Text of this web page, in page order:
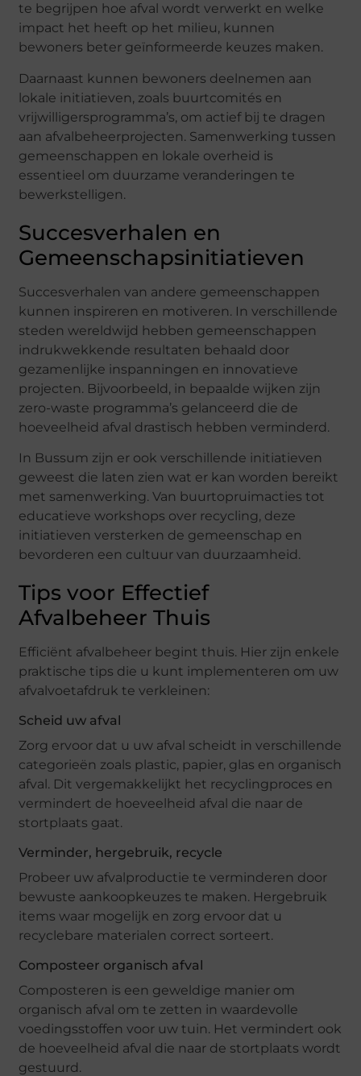
te begrijpen hoe afval wordt verwerkt en welke
impact het heeft op het milieu, kunnen
bewoners beter geïnformeerde keuzes maken.
Daarnaast kunnen bewoners deelnemen aan
lokale initiatieven, zoals buurtcomités en
vrijwilligersprogramma’s, om actief bij te dragen
aan afvalbeheerprojecten. Samenwerking tussen
gemeenschappen en lokale overheid is
essentieel om duurzame veranderingen te
bewerkstelligen.
Succesverhalen en
Gemeenschapsinitiatieven
Succesverhalen van andere gemeenschappen
kunnen inspireren en motiveren. In verschillende
steden wereldwijd hebben gemeenschappen
indrukwekkende resultaten behaald door
gezamenlijke inspanningen en innovatieve
projecten. Bijvoorbeeld, in bepaalde wijken zijn
zero-waste programma’s gelanceerd die de
hoeveelheid afval drastisch hebben verminderd.
In Bussum zijn er ook verschillende initiatieven
geweest die laten zien wat er kan worden bereikt
met samenwerking. Van buurtopruimacties tot
educatieve workshops over recycling, deze
initiatieven versterken de gemeenschap en
bevorderen een cultuur van duurzaamheid.
Tips voor Effectief
Afvalbeheer Thuis
Efficiënt afvalbeheer begint thuis. Hier zijn enkele
praktische tips die u kunt implementeren om uw
afvalvoetafdruk te verkleinen:
Scheid uw afval
Zorg ervoor dat u uw afval scheidt in verschillende
categorieën zoals plastic, papier, glas en organisch
afval. Dit vergemakkelijkt het recyclingproces en
vermindert de hoeveelheid afval die naar de
stortplaats gaat.
Verminder, hergebruik, recycle
Probeer uw afvalproductie te verminderen door
bewuste aankoopkeuzes te maken. Hergebruik
items waar mogelijk en zorg ervoor dat u
recyclebare materialen correct sorteert.
Composteer organisch afval
Composteren is een geweldige manier om
organisch afval om te zetten in waardevolle
voedingsstoffen voor uw tuin. Het vermindert ook
de hoeveelheid afval die naar de stortplaats wordt
gestuurd.